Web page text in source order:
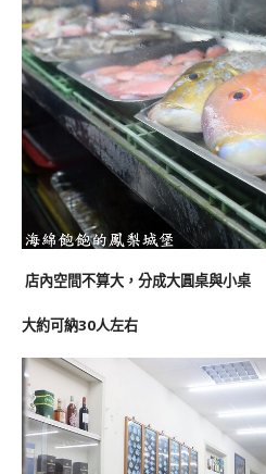
店內空間不算大，分成大圓桌與小桌
大約可納30人左右